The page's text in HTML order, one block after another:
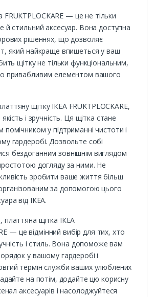
FRUKTPLOCKARE — це не тільки
й стильний аксесуар. Вона доступна
рішеннях, що дозволяє
який найкраще впишеться у ваш
щітку не тільки функціональним,
привабливим елементом вашого
щітку ІКЕА FRUKTPLOCKARE,
і зручність. Ця щітка стане
у підтриманні чистоти і
гардеробі. Дозвольте собі
бездоганним зовнішнім виглядом
догляду за ними. Не
зробити ваше життя більш
за допомогою цього
від ІКЕА.
щітка ІКЕА
— це відмінний вибір для тих, хто
і стиль. Вона допоможе вам
у вашому гардеробі і
термін служби ваших улюблених
на потім, додайте цю корисну
аксесуарів і насолоджуйтеся